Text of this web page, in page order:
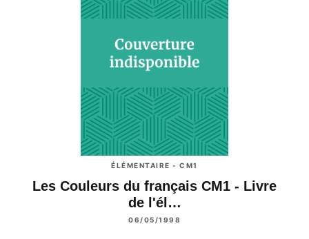
ÉLÉMENTAIRE - CM1
Les Couleurs du français CM1 - Livre
de l'él…
06/05/1998